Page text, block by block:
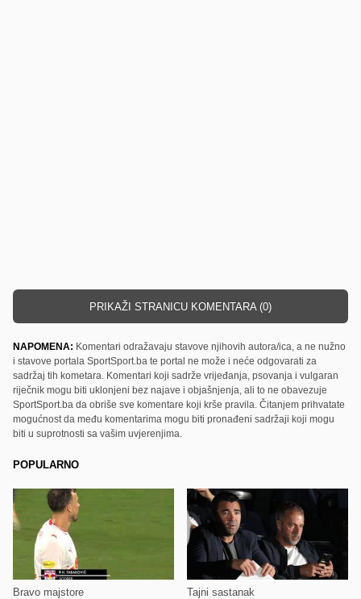
PRIKAŽI STRANICU KOMENTARA (0)
NAPOMENA: Komentari odražavaju stavove njihovih autora/ica, a ne nužno
i stavove portala SportSport.ba te portal ne može i neće odgovarati za
sadržaj tih kometara. Komentari koji sadrže vrijeđanja, psovanja i vulgaran
riječnik mogu biti uklonjeni bez najave i objašnjenja, ali to ne obavezuje
SportSport.ba da obriše sve komentare koji krše pravila. Čitanjem prihvatate
mogućnost da među komentarima mogu biti pronađeni sadržaji koji mogu
biti u suprotnosti sa vašim uvjerenjima.
POPULARNO
Bravo majstore Tajni sastanak